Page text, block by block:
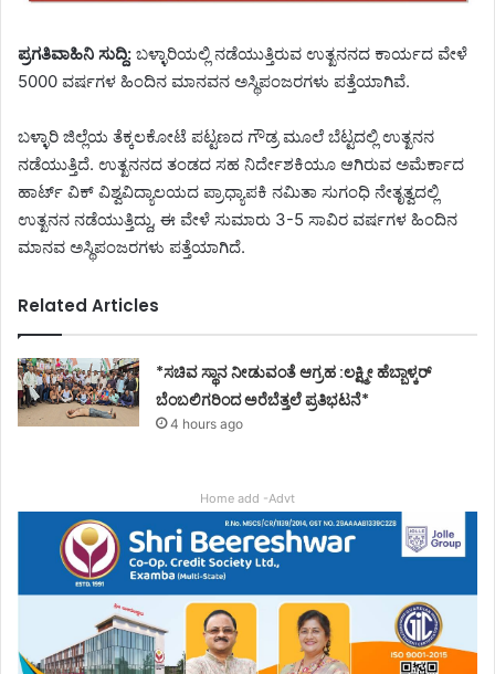
ಪ್ರಗತಿವಾಹಿನಿ ಸುದ್ದಿ: ಬಳ್ಳಾರಿಯಲ್ಲಿ ನಡೆಯುತ್ತಿರುವ ಉತ್ಖನನದ ಕಾರ್ಯದ ವೇಳೆ
5000 ವರ್ಷಗಳ ಹಿಂದಿನ ಮಾನವನ ಅಸ್ಥಿಪಂಜರಗಳು ಪತ್ತೆಯಾಗಿವೆ.
ಬಳ್ಳಾರಿ ಜಿಲ್ಲೆಯ ತೆಕ್ಕಲಕೋಟೆ ಪಟ್ಟಣದ ಗೌಡ್ರ ಮೂಲೆ ಬೆಟ್ಟದಲ್ಲಿ ಉತ್ಖನನ
ನಡೆಯುತ್ತಿದೆ. ಉತ್ಖನನದ ತಂಡದ ಸಹ ನಿರ್ದೇಶಕಿಯೂ ಆಗಿರುವ ಅಮೆರ್ಕಾದ
ಹಾರ್ಟ್ ವಿಕ್ ವಿಶ್ವವಿದ್ಯಾಲಯದ ಪ್ರಾಧ್ಯಾಪಕಿ ನಮಿತಾ ಸುಗಂಧಿ ನೇತೃತ್ವದಲ್ಲಿ
ಉತ್ಖನನ ನಡೆಯುತ್ತಿದ್ದು, ಈ ವೇಳೆ ಸುಮಾರು 3-5 ಸಾವಿರ ವರ್ಷಗಳ ಹಿಂದಿನ
ಮಾನವ ಅಸ್ಥಿಪಂಜರಗಳು ಪತ್ತೆಯಾಗಿದೆ.
Related Articles
*ಸಚಿವ ಸ್ಥಾನ ನೀಡುವಂತೆ ಆಗ್ರಹ :ಲಕ್ಷ್ಮೀ ಹೆಬ್ಬಾಳ್ಕರ್
ಬೆಂಬಲಿಗರಿಂದ ಅರೆಬೆತ್ತಲೆ ಪ್ರತಿಭಟನೆ*
4 hours ago
Home add -Advt